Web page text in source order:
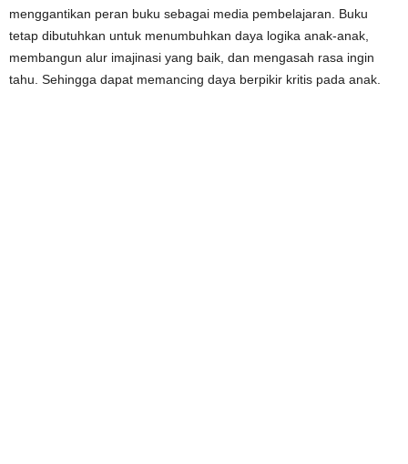
menggantikan peran buku sebagai media pembelajaran. Buku
tetap dibutuhkan untuk menumbuhkan daya logika anak-anak,
membangun alur imajinasi yang baik, dan mengasah rasa ingin
tahu. Sehingga dapat memancing daya berpikir kritis pada anak.